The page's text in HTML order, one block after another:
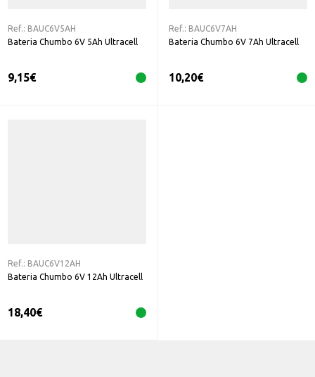
Ref.: BAUC6V5AH
Bateria Chumbo 6V 5Ah Ultracell
9,15€
Ref.: BAUC6V7AH
Bateria Chumbo 6V 7Ah Ultracell
10,20€
Ref.: BAUC6V12AH
Bateria Chumbo 6V 12Ah Ultracell
18,40€